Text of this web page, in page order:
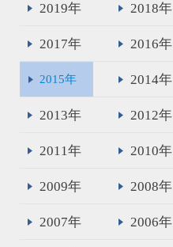
2019年 2018年
2017年 2016年
2015年 2014年
2013年 2012年
2011年 2010年
2009年 2008年
2007年 2006年